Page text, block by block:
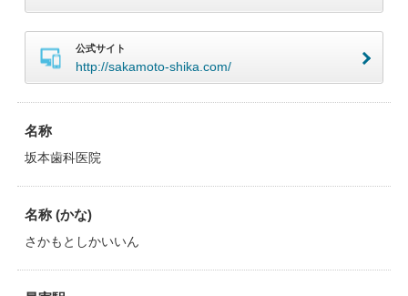
公式サイト
http://sakamoto-shika.com/
名称
坂本歯科医院
名称 (かな)
さかもとしかいいん